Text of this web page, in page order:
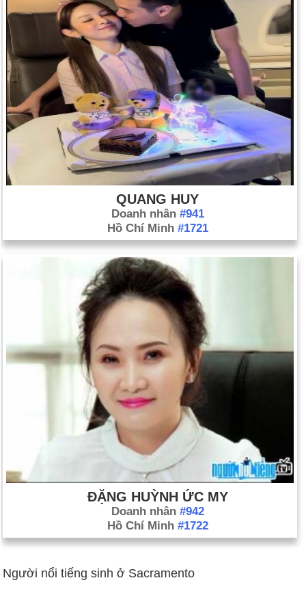
QUANG HUY
Doanh nhân #941
Hồ Chí Minh #1721
ĐẶNG HUỲNH ỨC MY
Doanh nhân #942
Hồ Chí Minh #1722
Người nổi tiếng sinh ở Sacramento